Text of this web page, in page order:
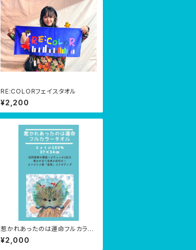
RE:COLORフェイスタオル
¥2,200
惹かれあったのは運命フルカラー
大判タオル
¥2,000